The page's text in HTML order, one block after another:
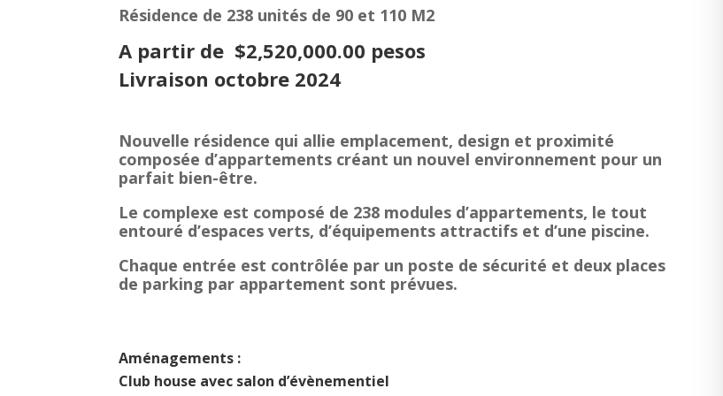
Résidence de 238 unités de 90 et 110 M2
A partir de $2,520,000.00 pesos
Livraison octobre 2024
Nouvelle résidence qui allie emplacement, design et proximité
composée d’appartements créant un nouvel environnement pour un
parfait bien-être.
Le complexe est composé de 238 modules d’appartements, le tout
entouré d’espaces verts, d’équipements attractifs et d’une piscine.
Chaque entrée est contrôlée par un poste de sécurité et deux places
de parking par appartement sont prévues.
Aménagements :
Club house avec salon d’évènementiel